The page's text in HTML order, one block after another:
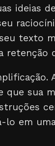
ideias
texto
retenção
sua
em